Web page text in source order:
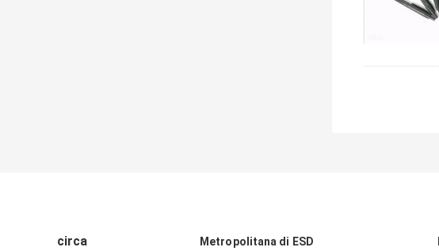
circa Metropolitana di ESD